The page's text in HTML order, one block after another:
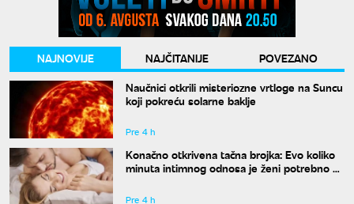
NAJNOVIJE NAJČITANIJE
POVEZANO
Naučnici otkrili misteriozne vrtloge na Suncu
koji pokreću solarne baklje
Pre 4 h
Konačno otkrivena tačna brojka: Evo koliko
minuta intimnog odnosa je ženi potrebno da
Pre 4 h